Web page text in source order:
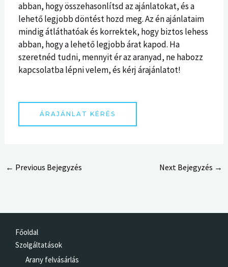
abban, hogy összehasonlítsd az ajánlatokat, és a
lehető legjobb döntést hozd meg. Az én ajánlataim
mindig átláthatóak és korrektek, hogy biztos lehess
abban, hogy a lehető legjobb árat kapod. Ha
szeretnéd tudni, mennyit ér az aranyad, ne habozz
kapcsolatba lépni velem, és kérj árajánlatot!
ÁRAJÁNLAT KÉRÉS
← Previous Bejegyzés Next Bejegyzés →
Főoldal
Szolgáltatások
Arany felvásárlás